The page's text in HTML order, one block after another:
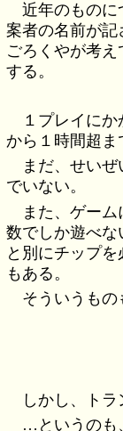
近年のものに
案者の名前が記
ごろくやが考え
する。
１プレイに
から１時間超ま
まだ、せい
でいない。
また、ゲー
数でしか遊べ
と別にチップ
もある。
そういうもの
しかし、トラ
…というのも